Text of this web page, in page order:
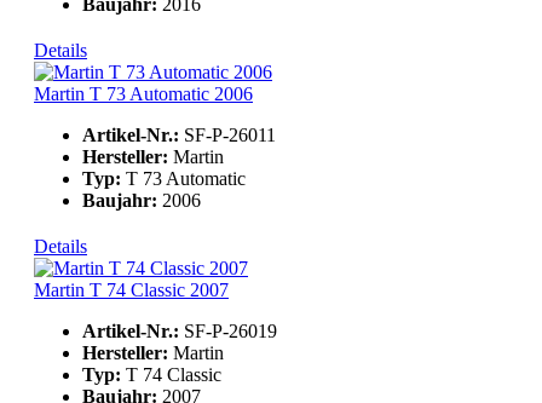
Baujahr: 2016
Details
Martin T 73 Automatic 2006
Artikel-Nr.: SF-P-26011
Hersteller: Martin
Typ: T 73 Automatic
Baujahr: 2006
Details
Martin T 74 Classic 2007
Artikel-Nr.: SF-P-26019
Hersteller: Martin
Typ: T 74 Classic
Baujahr: 2007